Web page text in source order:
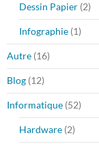
Dessin Papier (2)
Infographie (1)
Autre (16)
Blog (12)
Informatique (52)
Hardware (2)